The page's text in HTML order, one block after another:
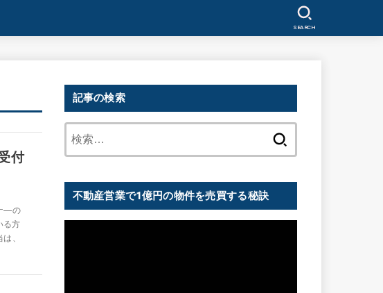
SEARCH
付
―の
る方
、
記事の検索
不動産営業で1億円の物件を売買する秘訣